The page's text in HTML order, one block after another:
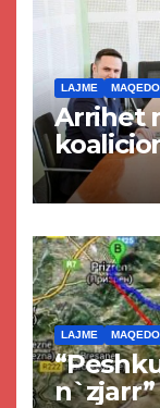
LAJME
Arrihet
Kurtit
LAJME
n`zjarr”